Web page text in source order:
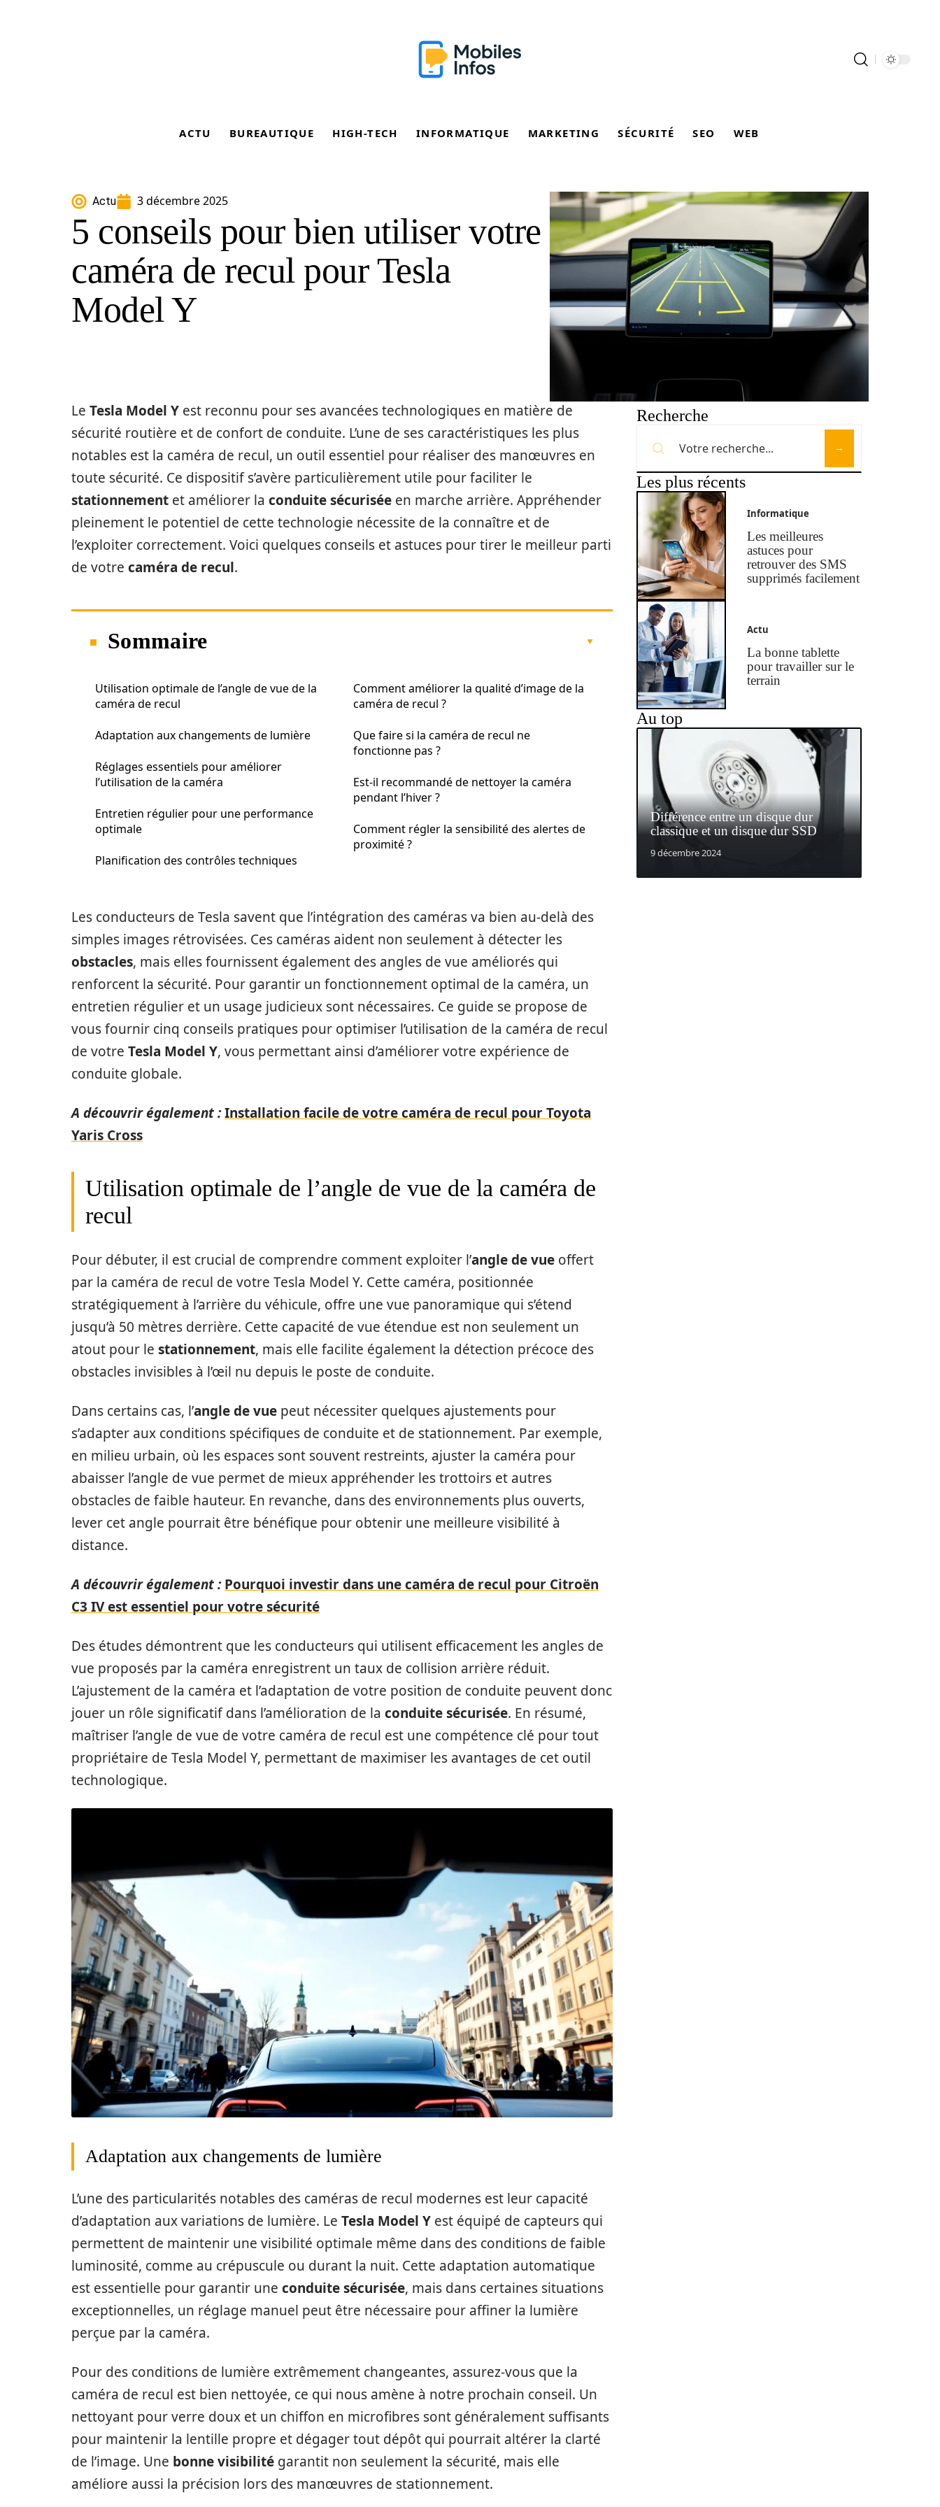
ACTU BUREAUTIQUE HIGH-TECH INFORMATIQUE MARKETING SÉCURITÉ SEO WEB
Actu 3 décembre 2025
5 conseils pour bien utiliser votre
caméra de recul pour Tesla
Model Y
Le Tesla Model Y est reconnu pour ses avancées technologiques en matière de
sécurité routière et de confort de conduite. L’une de ses caractéristiques les plus
notables est la caméra de recul, un outil essentiel pour réaliser des manœuvres en
toute sécurité. Ce dispositif s’avère particulièrement utile pour faciliter le
stationnement et améliorer la conduite sécurisée en marche arrière. Appréhender
pleinement le potentiel de cette technologie nécessite de la connaître et de
l’exploiter correctement. Voici quelques conseils et astuces pour tirer le meilleur parti
de votre caméra de recul.
Sommaire
Utilisation optimale de l’angle de vue de la
caméra de recul
Adaptation aux changements de lumière
Réglages essentiels pour améliorer
l’utilisation de la caméra
Entretien régulier pour une performance
optimale
Planification des contrôles techniques
Comment améliorer la qualité d’image de la
caméra de recul ?
Que faire si la caméra de recul ne
fonctionne pas ?
Est-il recommandé de nettoyer la caméra
pendant l’hiver ?
Comment régler la sensibilité des alertes de
proximité ?
Les conducteurs de Tesla savent que l’intégration des caméras va bien au-delà des
simples images rétrovisées. Ces caméras aident non seulement à détecter les
obstacles, mais elles fournissent également des angles de vue améliorés qui
renforcent la sécurité. Pour garantir un fonctionnement optimal de la caméra, un
entretien régulier et un usage judicieux sont nécessaires. Ce guide se propose de
vous fournir cinq conseils pratiques pour optimiser l’utilisation de la caméra de recul
de votre Tesla Model Y, vous permettant ainsi d’améliorer votre expérience de
conduite globale.
A découvrir également :Installation facile de votre caméra de recul pour Toyota
Yaris Cross
Utilisation optimale de l’angle de vue de la caméra de
recul
Pour débuter, il est crucial de comprendre comment exploiter l’angle de vue offert
par la caméra de recul de votre Tesla Model Y. Cette caméra, positionnée
stratégiquement à l’arrière du véhicule, offre une vue panoramique qui s’étend
jusqu’à 50 mètres derrière. Cette capacité de vue étendue est non seulement un
atout pour le stationnement, mais elle facilite également la détection précoce des
obstacles invisibles à l’œil nu depuis le poste de conduite.
Dans certains cas, l’angle de vue peut nécessiter quelques ajustements pour
s’adapter aux conditions spécifiques de conduite et de stationnement. Par exemple,
en milieu urbain, où les espaces sont souvent restreints, ajuster la caméra pour
abaisser l’angle de vue permet de mieux appréhender les trottoirs et autres
obstacles de faible hauteur. En revanche, dans des environnements plus ouverts,
lever cet angle pourrait être bénéfique pour obtenir une meilleure visibilité à
distance.
A découvrir également : Pourquoi investir dans une caméra de recul pour Citroën
C3 IV est essentiel pour votre sécurité
Des études démontrent que les conducteurs qui utilisent efficacement les angles de
vue proposés par la caméra enregistrent un taux de collision arrière réduit.
L’ajustement de la caméra et l’adaptation de votre position de conduite peuvent donc
jouer un rôle significatif dans l’amélioration de la conduite sécurisée. En résumé,
maîtriser l’angle de vue de votre caméra de recul est une compétence clé pour tout
propriétaire de Tesla Model Y, permettant de maximiser les avantages de cet outil
technologique.
Adaptation aux changements de lumière
L’une des particularités notables des caméras de recul modernes est leur capacité
d’adaptation aux variations de lumière. Le Tesla Model Y est équipé de capteurs qui
permettent de maintenir une visibilité optimale même dans des conditions de faible
luminosité, comme au crépuscule ou durant la nuit. Cette adaptation automatique
est essentielle pour garantir une conduite sécurisée, mais dans certaines situations
exceptionnelles, un réglage manuel peut être nécessaire pour affiner la lumière
perçue par la caméra.
Pour des conditions de lumière extrêmement changeantes, assurez-vous que la
caméra de recul est bien nettoyée, ce qui nous amène à notre prochain conseil. Un
nettoyant pour verre doux et un chiffon en microfibres sont généralement suffisants
pour maintenir la lentille propre et dégager tout dépôt qui pourrait altérer la clarté
de l’image. Une bonne visibilité garantit non seulement la sécurité, mais elle
améliore aussi la précision lors des manœuvres de stationnement.
Recherche
Les plus récents
Informatique
Les meilleures
astuces pour
retrouver des SMS
supprimés facilement
Actu
La bonne tablette
pour travailler sur le
terrain
Au top
Différence entre un disque dur
classique et un disque dur SSD
9 décembre 2024